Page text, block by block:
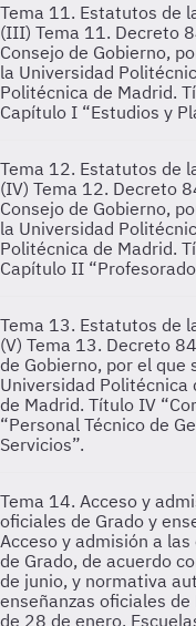
Tema 11. Estatutos de
(III) Tema 11. Decreto
Consejo de Gobierno,
la Universidad
Politécnica de Madrid.
Capítulo I “Estudios y
Tema 12. Estatutos de
(IV) Tema 12. Decreto
Consejo de Gobierno,
la Universidad
Politécnica de Madrid.
Capítulo II
Tema 13. Estatutos de
(V) Tema 13. Decreto
de Gobierno, por el que
Universidad Politécnica
de Madrid. Título IV
“Personal Técnico de
Servicios”.
Tema 14. Acceso y
oficiales de Grado y
Acceso y admisión a
de Grado, de acuerdo
de junio, y normativa
enseñanzas oficiales
de 28 de enero.